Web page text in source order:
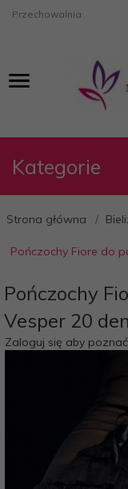
Przechowalnia
Kategorie
Strona główna
Pończochy Fiore do
Pończochy
Vesper 20
Zaloguj się aby